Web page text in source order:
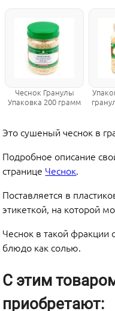
Чеснок Гранулы
Упаковка 200 грамм
Это сушеный чеснок в
Подробное описание
странице Чеснок.
Поставляется в
этикеткой, на которой
Чеснок в такой
блюдо как солью.
С этим
приобретают: